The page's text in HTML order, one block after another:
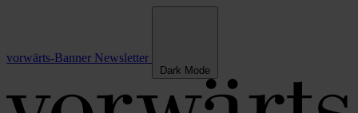
vorwärts-Banner Newsletter
Dark Mode